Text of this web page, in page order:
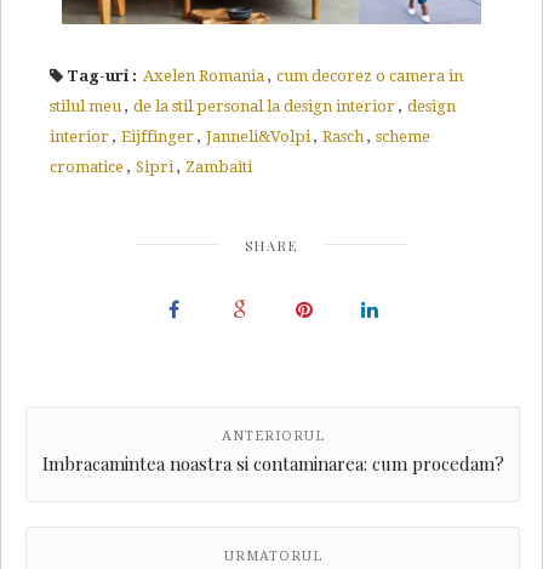
Tag-uri : Axelen Romania , cum decorez o camera in
stilul meu , de la stil personal la design interior , design
interior , Eijffinger , Janneli&Volpi , Rasch , scheme
cromatice , Sipri , Zambaiti
SHARE
ANTERIORUL
Imbracamintea noastra si contaminarea: cum procedam?
URMATORUL